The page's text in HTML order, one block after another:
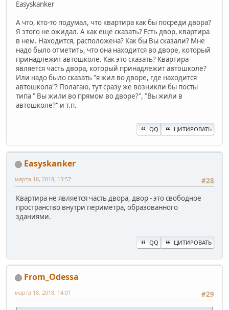
Easyskanker
А что, кто-то подумал, что квартира как бы посреди двора?
Я этого не ожидал. А как ещё сказать? Есть двор, квартира
в нем. Находится, расположена? Как бы Вы сказали? Мне
надо было отметить, что она находится во дворе, который
принадлежит автошколе. Как это сказать? Квартира
является часть двора, который принадлежит автошколе?
Или надо было сказать "я жил во дворе, где находится
автошкола"? Полагаю, тут сразу же возникли бы посты
типа " Вы жили во прямом во дворе?", "Вы жили в
автошколе?" и т.п.
QQ ЦИТИРОВАТЬ
Easyskanker
#28
марта 18, 2018, 13:57
Квартира не является часть двора, двор - это свободное
пространство внутри периметра, образованного
зданиями.
QQ ЦИТИРОВАТЬ
From_Odessa
#29
марта 18, 2018, 14:01